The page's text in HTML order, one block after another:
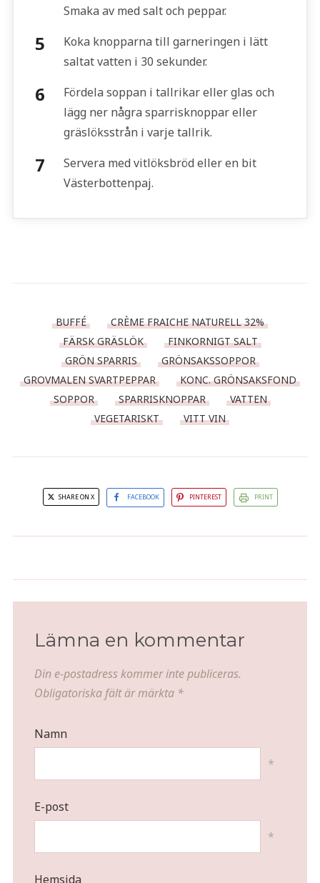
Smaka av med salt och peppar.
Koka knopparna till garneringen i lätt
saltat vatten i 30 sekunder.
Fördela soppan i tallrikar eller glas och
lägg ner några sparrisknoppar eller
gräslöksstrån i varje tallrik.
Servera med vitlöksbröd eller en bit
Västerbottenpaj.
BUFFÉ
CRÈME FRAICHE NATURELL 32%
FÄRSK GRÄSLÖK
FINKORNIGT SALT
GRÖN SPARRIS
GRÖNSAKSSOPPOR
GROVMALEN SVARTPEPPAR
KONC. GRÖNSAKSFOND
SOPPOR
SPARRISKNOPPAR
VATTEN
VEGETARISKT
VITT VIN
SHARE ON X FACEBOOK PINTEREST PRINT
parmachips
Lämna en kommentar
Din e-postadress kommer inte publiceras.
Obligatoriska fält är märkta *
Namn
*
E-post
*
Hemsida